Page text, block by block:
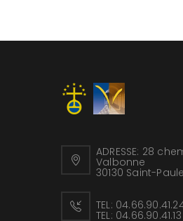
ADRESSE: 28
Valbonne
30130 Saint-
TEL:
TEL: 04.66.90.41.13